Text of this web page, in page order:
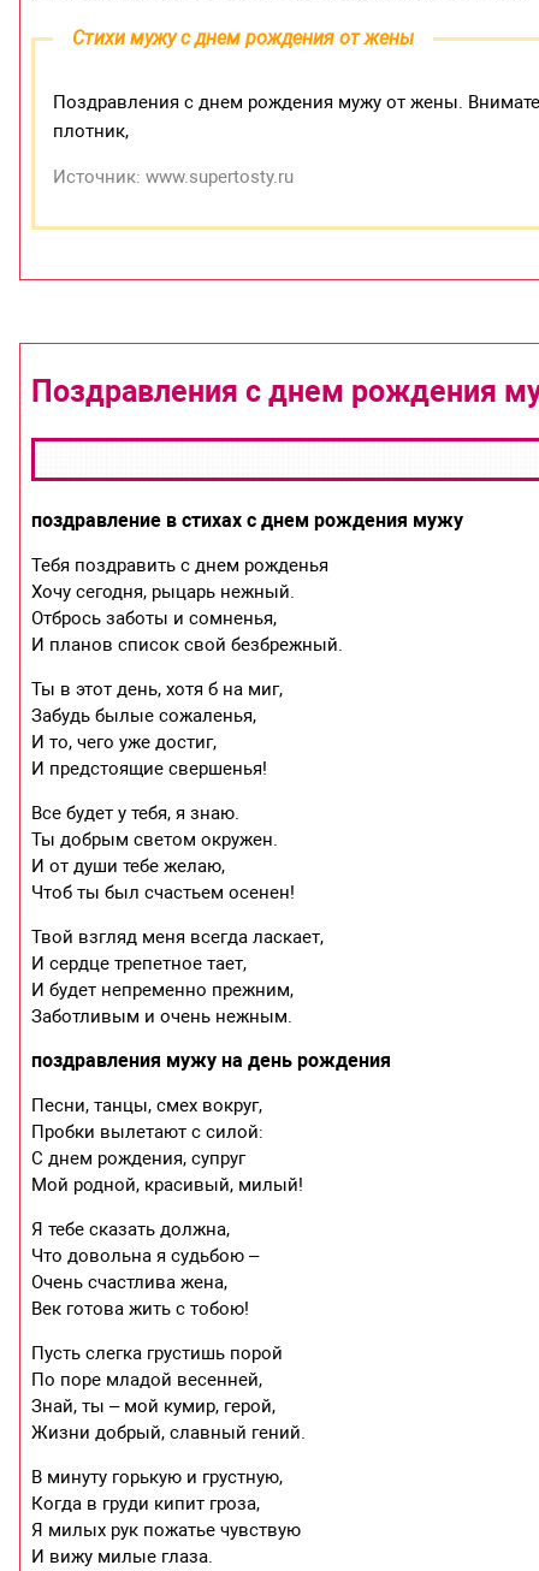
Стихи мужу с днем рождения от жены
Поздравления с днем рождения мужу от жены.
плотник,
Источник: www.supertosty.ru
Поздравления с днем рождения
поздравление в стихах с днем рождения мужу
Тебя поздравить с днем рожденья
Хочу сегодня, рыцарь нежный.
Отбрось заботы и сомненья,
И планов список свой безбрежный.
Ты в этот день, хотя б на миг,
Забудь былые сожаленья,
И то, чего уже достиг,
И предстоящие свершенья!
Все будет у тебя, я знаю.
Ты добрым светом окружен.
И от души тебе желаю,
Чтоб ты был счастьем осенен!
Твой взгляд меня всегда ласкает,
И сердце трепетное тает,
И будет непременно прежним,
Заботливым и очень нежным.
поздравления мужу на день рождения
Песни, танцы, смех вокруг,
Пробки вылетают с силой:
С днем рождения, супруг
Мой родной, красивый, милый!
Я тебе сказать должна,
Что довольна я судьбою –
Очень счастлива жена,
Век готова жить с тобою!
Пусть слегка грустишь порой
По поре младой весенней,
Знай, ты – мой кумир, герой,
Жизни добрый, славный гений.
В минуту горькую и грустную,
Когда в груди кипит гроза,
Я милых рук пожатье чувствую
И вижу милые глаза.